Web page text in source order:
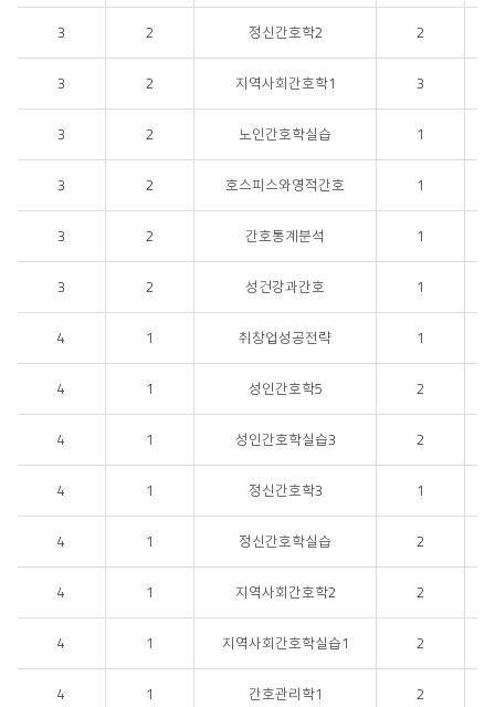
3 2 정신간호학2 2
3 2 지역사회간호학1 3
3 2 노인간호학실습 1
3 2 호스피스와영적간호 1
3 2 간호통계분석 1
3 2 성건강과간호 1
4 1 취창업성공전략 1
4 1 성인간호학5 2
4 1 성인간호학실습3 2
4 1 정신간호학3 1
4 1 정신간호학실습 2
4 1 지역사회간호학2 2
4 1 지역사회간호학실습1 2
4 1 간호관리학1 2